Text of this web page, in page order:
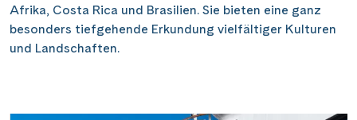
Afrika, Costa Rica und Brasilien. Sie bieten eine ganz
besonders tiefgehende Erkundung vielfältiger Kulturen
und Landschaften.